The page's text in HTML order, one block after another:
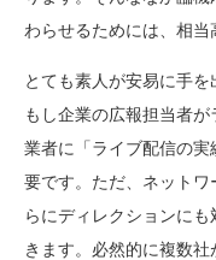
わらせるためには、相当
とても素人が安易に手を
もし企業の広報担当者
業者に「ライブ配信の
要です。ただ、ネットワ
らにディレクションに
きます。必然的に複数